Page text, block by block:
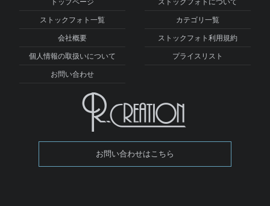
トップページ ストックフォトについて
ストックフォト一覧 カテゴリ一覧
会社概要 ストックフォト利用規約
個人情報の取扱いについて プライスリスト
お問い合わせ
お問い合わせはこちら